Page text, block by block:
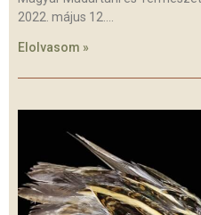
2022. május 12.
Elolvasom »